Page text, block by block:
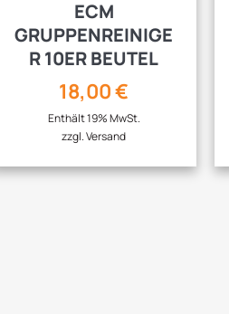
ECM
GRUPPENREINIGE
R 10ER BEUTEL
18,00€
Enthält 19% MwSt.
zzgl.Versand